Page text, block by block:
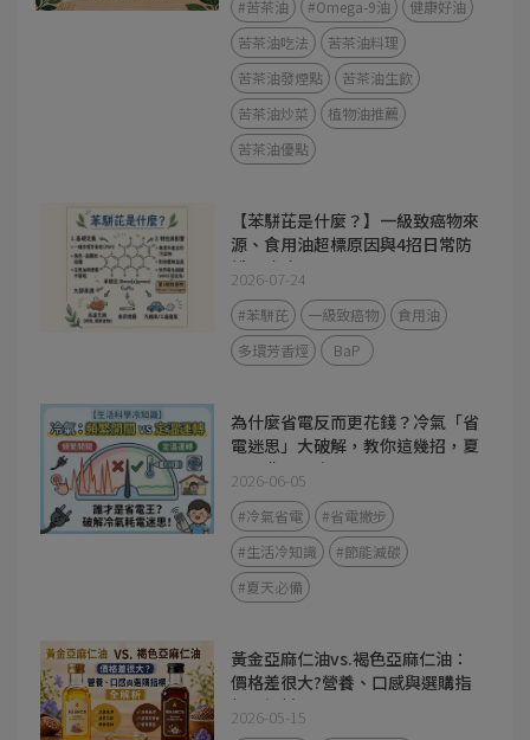
#苦茶油 #Omega-9油
健康好油
苦茶油吃法
苦茶油料理
苦茶油發煙點
苦茶油生飲
苦茶油炒菜
植物油推薦
苦茶油優點
【苯駢芘是什麼？】一級致癌物來
源、食用油超標原因與4招日常防
護全攻略
2026-07-24
#苯駢芘 一級致癌物
食用油
多環芳香烴
BaP
為什麼省電反而更花錢？冷氣「省
電迷思」大破解，教你這幾招，夏
天電費不心疼
2026-06-05
#冷氣省電
#省電撇步
#生活冷知識
#節能減碳
#夏天必備
黃金亞麻仁油vs.褐色亞麻仁油：
價格差很大?營養、口感與選購指
標全解析
2026-05-15